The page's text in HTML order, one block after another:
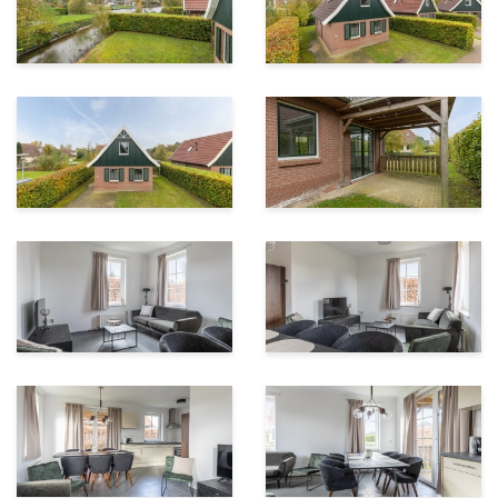
• Goed rendement mogelijk
• Kunststof kozijnen
• Rustig gelegen
• 2e badkamer op verdieping
• Overkapping
• Wordt zonder meubels opgeleverd
BELANGRIJK OM TE WETEN:
U kunt deze woning verhuren via VBN-Karperbungalow
Nederland, Summio Vakantiepark Emslandermeer of
Bungalowpark Emslandermeer (Emsland Verhuur).
Meer informatie over de verhuur en het gebruik als
tweede woning kunt u opvragen via ons
makelaarskantoor.
Parc Emslandermeer beschikt over een subtropisch
zwembad. Het zwembad heeft een 25 meter wedstrijd-,